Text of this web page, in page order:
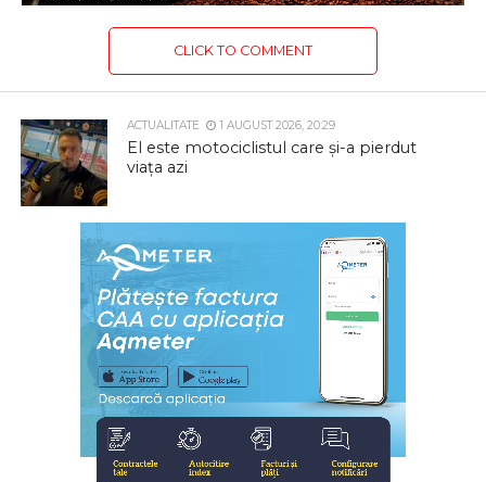
CLICK TO COMMENT
ACTUALITATE 1 AUGUST 2026, 20:29
El este motociclistul care și-a pierdut
viața azi